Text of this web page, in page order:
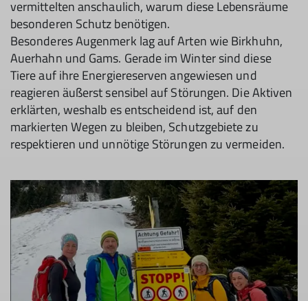
vermittelten anschaulich, warum diese Lebensräume
besonderen Schutz benötigen.
Besonderes Augenmerk lag auf Arten wie Birkhuhn,
Auerhahn und Gams. Gerade im Winter sind diese
Tiere auf ihre Energiereserven angewiesen und
reagieren äußerst sensibel auf Störungen. Die Aktiven
erklärten, weshalb es entscheidend ist, auf den
markierten Wegen zu bleiben, Schutzgebiete zu
respektieren und unnötige Störungen zu vermeiden.